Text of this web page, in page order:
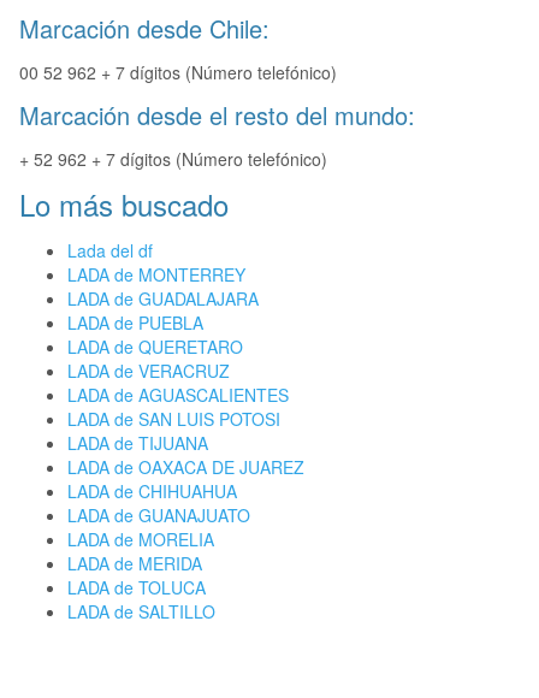
Marcación desde Chile:
00 52 962 + 7 dígitos (Número telefónico)
Marcación desde el resto del mundo:
+ 52 962 + 7 dígitos (Número telefónico)
Lo más buscado
Lada del df
LADA de MONTERREY
LADA de GUADALAJARA
LADA de PUEBLA
LADA de QUERETARO
LADA de VERACRUZ
LADA de AGUASCALIENTES
LADA de SAN LUIS POTOSI
LADA de TIJUANA
LADA de OAXACA DE JUAREZ
LADA de CHIHUAHUA
LADA de GUANAJUATO
LADA de MORELIA
LADA de MERIDA
LADA de TOLUCA
LADA de SALTILLO